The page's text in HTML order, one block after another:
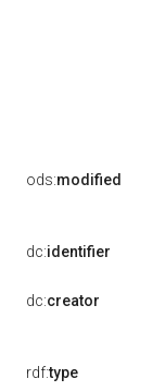
ods:modified
dc:identifier
dc:creator
rdf:type